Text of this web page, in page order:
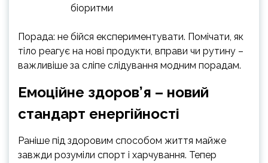
біоритми
Порада: не бійся експериментувати. Помічати, як
тіло реагує на нові продукти, вправи чи рутину –
важливіше за сліпе слідування модним порадам.
Емоційне здоров’я – новий
стандарт енергійності
Раніше під здоровим способом життя майже
завжди розуміли спорт і харчування. Тепер